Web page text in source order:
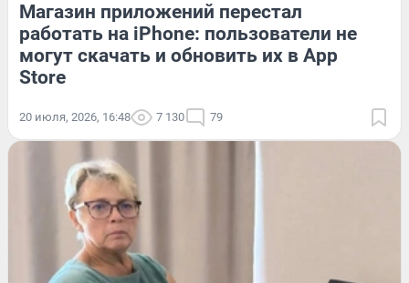
Магазин приложений перестал
работать на iPhone: пользователи не
могут скачать и обновить их в App
Store
20 июля, 2026, 16:48 7 130 79